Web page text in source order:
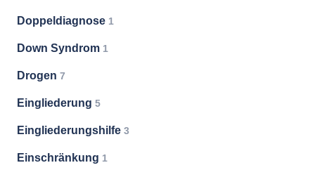
Doppeldiagnose 1
Down Syndrom 1
Drogen 7
Eingliederung 5
Eingliederungshilfe 3
Einschränkung 1